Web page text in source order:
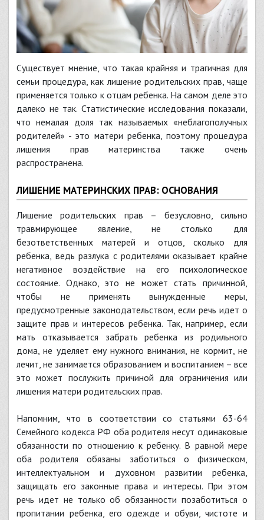
Существует мнение, что такая крайняя и трагичная для
семьи процедура, как лишение родительских прав, чаще
применяется только к отцам ребенка. На самом деле это
далеко не так. Статистические исследования показали,
что немалая доля так называемых «неблагополучных
родителей» - это матери ребенка, поэтому процедура
лишения прав материнства также очень
распространена.
ЛИШЕНИЕ МАТЕРИНСКИХ ПРАВ: ОСНОВАНИЯ
Лишение родительских прав – безусловно, сильно
травмирующее явление, не столько для
безответственных матерей и отцов, сколько для
ребенка, ведь разлука с родителями оказывает крайне
негативное воздействие на его психологическое
состояние. Однако, это не может стать причинной,
чтобы не применять вынужденные меры,
предусмотренные законодательством, если речь идет о
защите прав и интересов ребенка. Так, например, если
мать отказывается забрать ребенка из родильного
дома, не уделяет ему нужного внимания, не кормит, не
лечит, не занимается образованием и воспитанием – все
это может послужить причиной для ограничения или
лишения матери родительских прав.
Напомним, что в соответствии со статьями 63-64
Семейного кодекса РФ оба родителя несут одинаковые
обязанности по отношению к ребенку. В равной мере
оба родителя обязаны заботиться о физическом,
интеллектуальном и духовном развитии ребенка,
защищать его законные права и интересы. При этом
речь идет не только об обязанности позаботиться о
пропитании ребенка, его одежде и обуви, чистоте и